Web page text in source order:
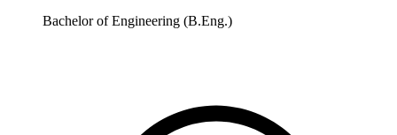
Bachelor of Engineering (B.Eng.)